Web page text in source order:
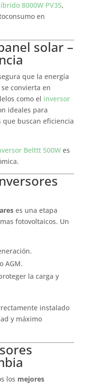
8000W PV35,
en
solar –
que la energía
convierta en
como el inversor
ideales para
que buscan eficiencia
Belttt 500Wes
es una etapa
fotovoltaicos. Un
AGM.
la carga y
instalado
y máximo
los mejores